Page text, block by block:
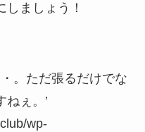
ましょう！
。ただ張るだけでな
ねぇ。’
wp-